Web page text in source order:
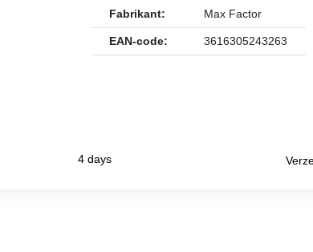
Fabrikant: Max Factor
EAN-code: 3616305243263
4 days